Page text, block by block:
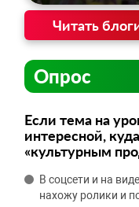
Читать
Опрос
Если тема на
интересной,
«культурным
В соцсети и на
нахожу ролики и